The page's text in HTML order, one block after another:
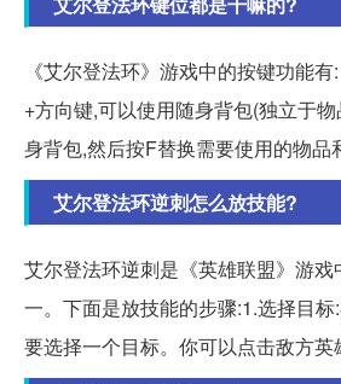
《艾尔登法环》游戏中的按键功能
+方向键,可以使用随身背包(独立于
身背包,然后按F替换需要使用的物品
艾尔登法环逆刺怎么放技能?
艾尔登法环逆刺是《英雄联盟》游戏
一。下面是放技能的步骤:1.选择目
要选择一个目标。你可以点击敌方英